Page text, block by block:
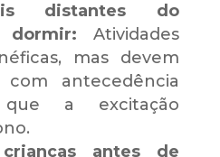
distantes do
dormir: Atividades
mas devem
com antecedência
a excitação
antes de